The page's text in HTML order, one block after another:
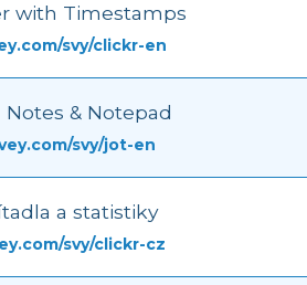
with Timestamps
svy/clickr-en
& Notepad
svy/jot-en
a statistiky
svy/clickr-cz